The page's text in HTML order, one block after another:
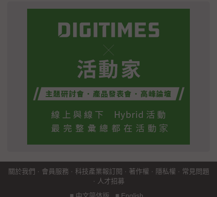
關於我們 · 會員服務 · 科技產業報訂閱 · 著作權 · 隱私權 · 常見問題
· 人才招募
■ 中文简体版 ■ English